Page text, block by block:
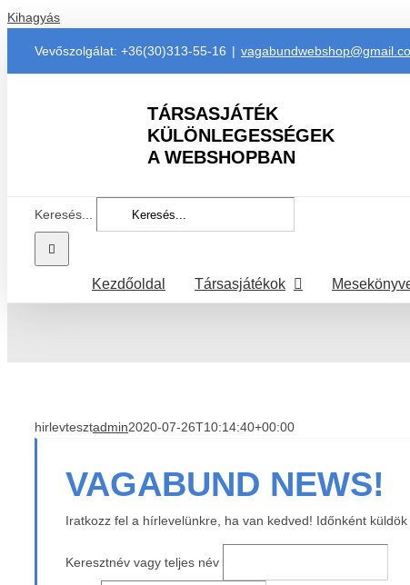
Kihagyás
Vevőszolgálat: +36(30)313-55-16 |
TÁRSASJÁTÉK
KÜLÖNLEGESSÉGEK
A WEBSHOPBAN
Keresés...
Kezdőoldal Társasjátékok
hirlevtesztadmin2020-07-26T10:14:40+00:00
VAGABUND NEWS!
Iratkozz fel a hírlevelünkre, ha van kedved! Időnként
Keresztnév vagy teljes név